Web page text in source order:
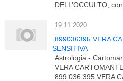
DELL’OCCULTO, con
19.11.2020
899036395 VERA
SENSITIVA
Astrologia -
VERA
899.036.395 VERA